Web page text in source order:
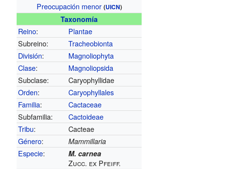
Preocupación menor (UICN)
Taxonomía
Reino:
Plantae
Subreino:
Tracheobionta
División:
Magnoliophyta
Clase:
Magnoliopsida
Subclase:
Caryophyllidae
Orden:
Caryophyllales
Familia:
Cactaceae
Subfamilia:
Cactoideae
Tribu:
Cacteae
Género: Mammillaria
Especie: M. carnea
Zucc. ex Pfeiff.